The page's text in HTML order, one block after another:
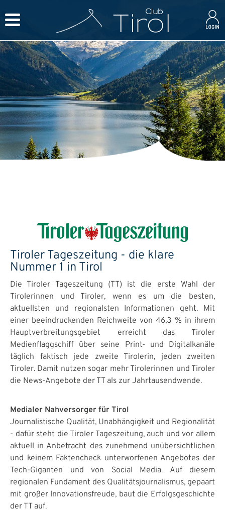
Tiroler Tageszeitung - die klare
Nummer 1 in Tirol
Die Tiroler Tageszeitung (TT) ist die erste Wahl der
Tirolerinnen und Tiroler, wenn es um die besten,
aktuellsten und regionalsten Informationen geht. Mit
einer beeindruckenden Reichweite von 46,3 % in ihrem
Hauptverbreitungsgebiet erreicht das Tiroler
Medienflaggschiff über seine Print- und Digitalkanäle
täglich faktisch jede zweite Tirolerin, jeden zweiten
Tiroler. Damit nutzen sogar mehr Tirolerinnen und Tiroler
die News-Angebote der TT als zur Jahrtausendwende.
Medialer Nahversorger für Tirol
Journalistische Qualität, Unabhängigkeit und Regionalität
- dafür steht die Tiroler Tageszeitung, auch und vor allem
aktuell in Anbetracht des zunehmend unübersichtlichen
und keinem Faktencheck unterworfenen Angebotes der
Tech-Giganten und von Social Media. Auf diesem
regionalen Fundament des Qualitätsjournalismus, gepaart
mit großer Innovationsfreude, baut die Erfolgsgeschichte
der TT auf.